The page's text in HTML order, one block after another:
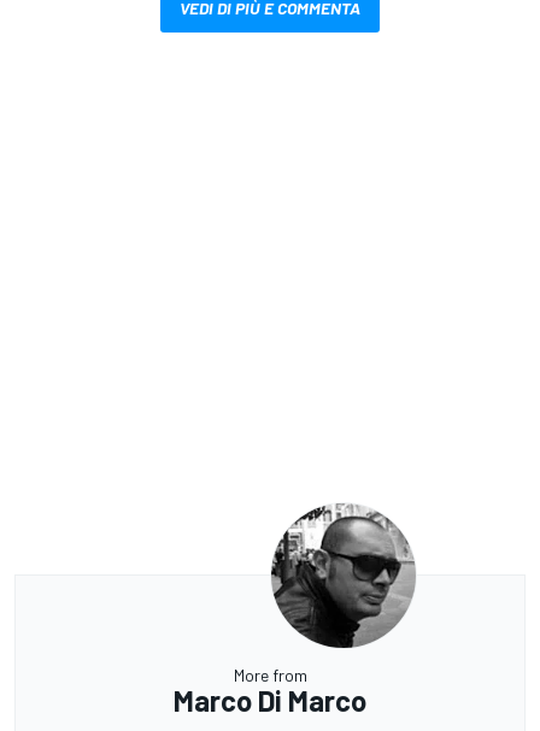
VEDI DI PIÙ E COMMENTA
More from
Marco Di Marco